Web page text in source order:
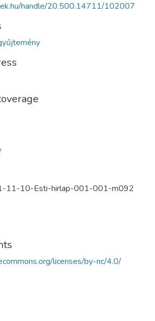
handle/20.500.14711/102007
11-10-Esti-hirlap-001-001-m092
licenses/by-nc/4.0/